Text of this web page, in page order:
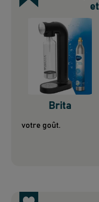
Brita
votre goût.